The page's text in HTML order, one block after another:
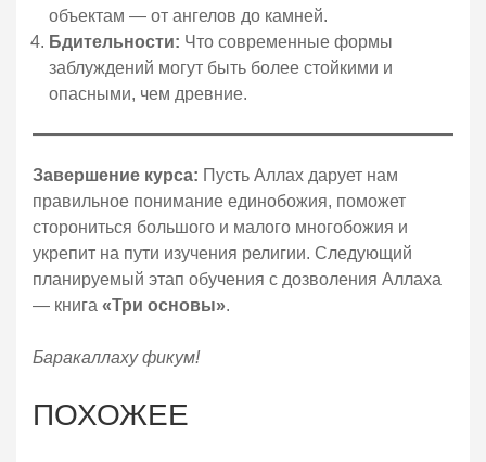
объектам — от ангелов до камней.
Бдительности: Что современные формы
заблуждений могут быть более стойкими и
опасными, чем древние.
Завершение курса: Пусть Аллах дарует нам
правильное понимание единобожия, поможет
сторониться большого и малого многобожия и
укрепит на пути изучения религии. Следующий
планируемый этап обучения с дозволения Аллаха
— книга «Три основы».
Баракаллаху фикум!
ПОХОЖЕЕ